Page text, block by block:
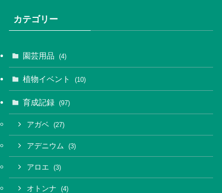
カテゴリー
園芸用品 (4)
植物イベント (10)
育成記録 (97)
アガベ (27)
アデニウム (3)
アロエ (3)
オトンナ (4)